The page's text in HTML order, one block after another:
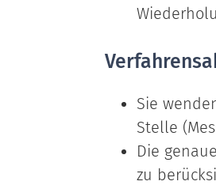
Sie
Stelle
Die
zu